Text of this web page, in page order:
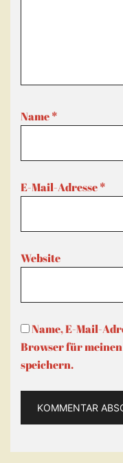
Name*
E-Mail-Adresse*
Website
Name, E-Mail-
Browser für
speichern.